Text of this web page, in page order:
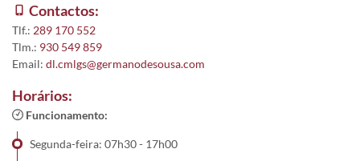
Contactos:
Tlf.: 289 170 552
Tlm.: 930 549 859
Email: dl.cmlgs@germanodesousa.com
Horários:
Funcionamento:
Segunda-feira: 07h30 - 17h00